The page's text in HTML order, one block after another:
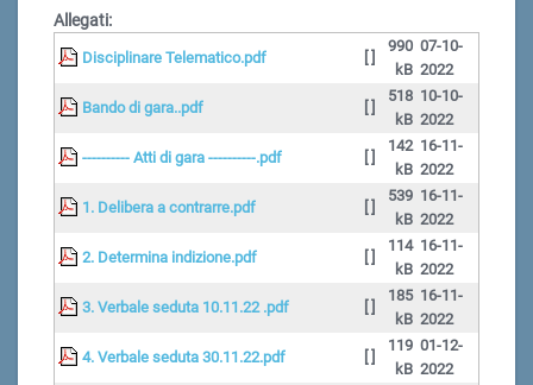
Allegati:
Disciplinare Telematico.pdf
990
kB
07-10-
2022
Bando di gara..pdf
518
kB
10-10-
2022
---------- Atti di gara ----------.pdf
142
kB
16-11-
2022
1. Delibera a contrarre.pdf
539
kB
16-11-
2022
2. Determina indizione.pdf
114
kB
16-11-
2022
3. Verbale seduta 10.11.22 .pdf
185
kB
16-11-
2022
4. Verbale seduta 30.11.22.pdf
119
kB
01-12-
2022